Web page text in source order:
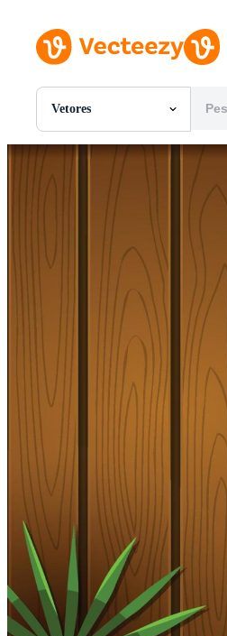
Vetores
Todas Imagens
Fotos
Motion graphics
Imagens Editoriais
Eventos Editoriais